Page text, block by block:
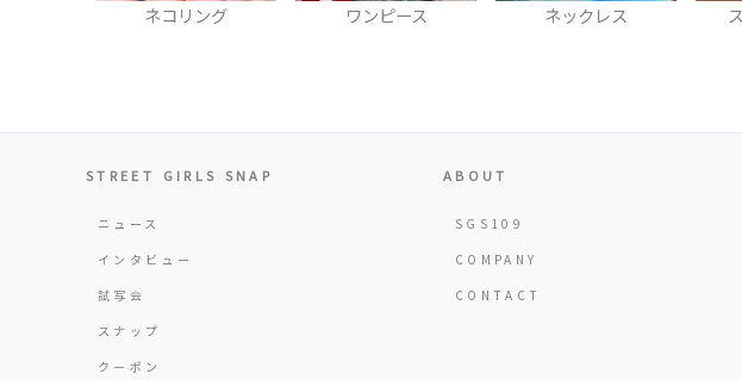
ワンピース ネックレス スマフォカバー
STREET GIRLS SNAP
ニュース
インタビュー
試写会
スナップ
クーポン
ABOUT
SGS109
COMPANY
CONTACT